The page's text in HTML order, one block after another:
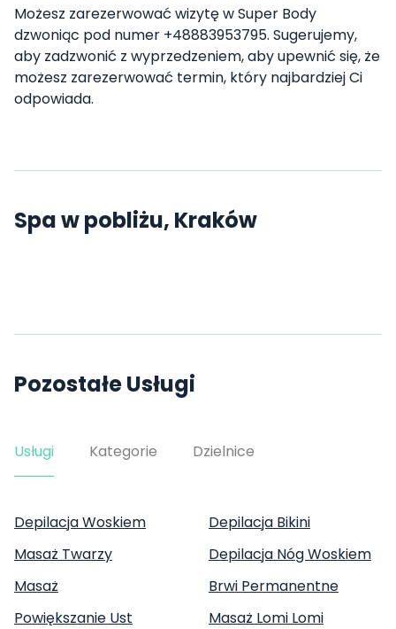
Możesz zarezerwować wizytę w Super Body
dzwoniąc pod numer +48883953795. Sugerujemy,
aby zadzwonić z wyprzedzeniem, aby upewnić się, że
możesz zarezerwować termin, który najbardziej Ci
odpowiada.
Spa w pobliżu, Kraków
Pozostałe Usługi
Usługi Kategorie Dzielnice
Depilacja Woskiem
Depilacja Bikini
Masaż Twarzy
Depilacja Nóg Woskiem
Masaż
Brwi Permanentne
Powiększanie Ust
Masaż Lomi Lomi